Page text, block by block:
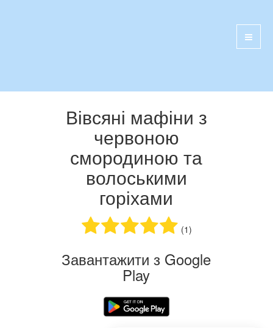
Вівсяні мафіни з
червоною
смородиною та
волоськими
горіхами
(1)
Завантажити з Google
Play